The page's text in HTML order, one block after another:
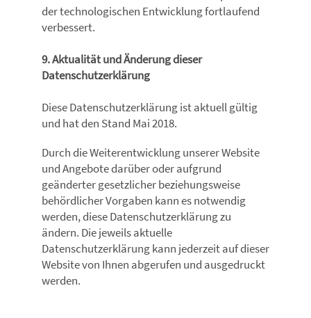
der technologischen Entwicklung fortlaufend
verbessert.
9. Aktualität und Änderung dieser
Datenschutzerklärung
Diese Datenschutzerklärung ist aktuell gültig
und hat den Stand Mai 2018.
Durch die Weiterentwicklung unserer Website
und Angebote darüber oder aufgrund
geänderter gesetzlicher beziehungsweise
behördlicher Vorgaben kann es notwendig
werden, diese Datenschutzerklärung zu
ändern. Die jeweils aktuelle
Datenschutzerklärung kann jederzeit auf dieser
Website von Ihnen abgerufen und ausgedruckt
werden.